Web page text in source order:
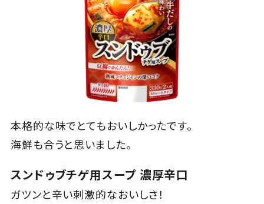
本格的な味でとてもおいしかったです。
海鮮も合うと思いました。
スンドゥブチゲ用スープ 濃厚辛口
ガツンと辛い刺激的なおいしさ！